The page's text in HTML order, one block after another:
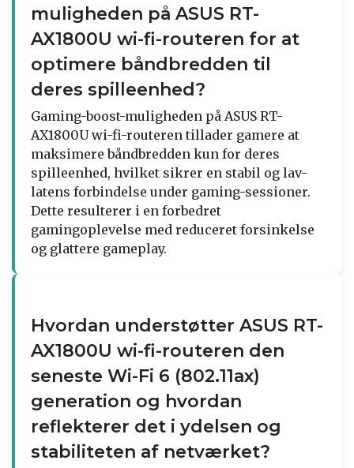
muligheden på ASUS RT-
AX1800U wi-fi-routeren for at
optimere båndbredden til
deres spilleenhed?
Gaming-boost-muligheden på ASUS RT-
AX1800U wi-fi-routeren tillader gamere at
maksimere båndbredden kun for deres
spilleenhed, hvilket sikrer en stabil og lav-
latens forbindelse under gaming-sessioner.
Dette resulterer i en forbedret
gamingoplevelse med reduceret forsinkelse
og glattere gameplay.
Hvordan understøtter ASUS RT-
AX1800U wi-fi-routeren den
seneste Wi-Fi 6 (802.11ax)
generation og hvordan
reflekterer det i ydelsen og
stabiliteten af netværket?